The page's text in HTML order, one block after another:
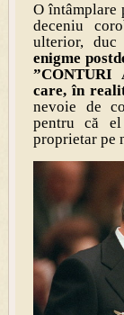
O întâmplare
deceniu
ulterior,
enigme
”CONTURI
care, în
nevoie de
pentru că
proprietar pe